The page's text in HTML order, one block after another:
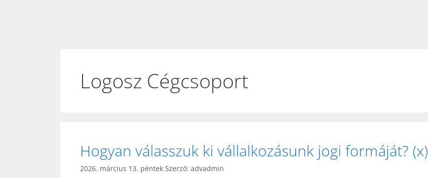
Logosz Cégcsoport
Hogyan válasszuk ki vállalkozásunk jogi formáját? (x)
2026. március 13. péntek Szerző: advadmin